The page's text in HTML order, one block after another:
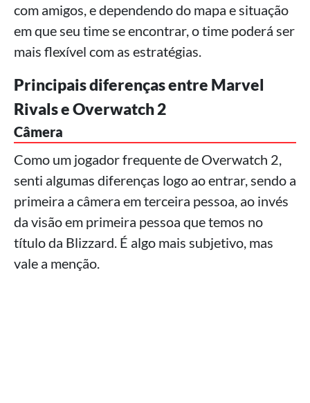
com amigos, e dependendo do mapa e situação
em que seu time se encontrar, o time poderá ser
mais flexível com as estratégias.
Principais diferenças entre Marvel
Rivals e Overwatch 2
Câmera
Como um jogador frequente de Overwatch 2,
senti algumas diferenças logo ao entrar, sendo a
primeira a câmera em terceira pessoa, ao invés
da visão em primeira pessoa que temos no
título da Blizzard. É algo mais subjetivo, mas
vale a menção.